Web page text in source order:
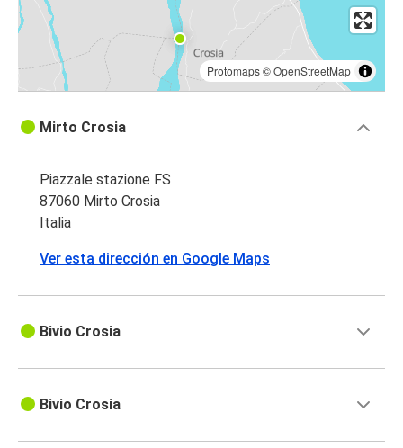
Protomaps©OpenStreetMap
Mirto Crosia
Piazzale stazione FS
87060 Mirto Crosia
Italia
Ver esta dirección en Google Maps
Bivio Crosia
Bivio Crosia